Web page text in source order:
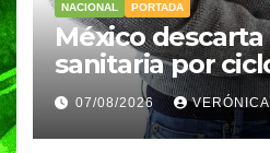
NACIONAL PORTADA
México
sanitaria por
reportan 33
meses
07/08/2026